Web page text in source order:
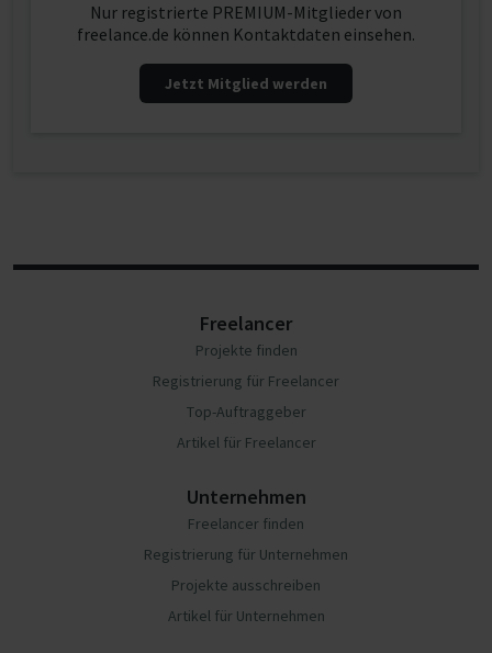
Nur registrierte PREMIUM-Mitglieder von
freelance.de können Kontaktdaten einsehen.
Jetzt Mitglied werden
Freelancer
Projekte finden
Registrierung für Freelancer
Top-Auftraggeber
Artikel für Freelancer
Unternehmen
Freelancer finden
Registrierung für Unternehmen
Projekte ausschreiben
Artikel für Unternehmen